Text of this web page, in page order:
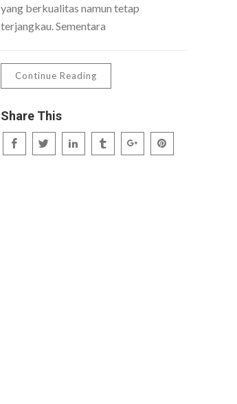
yang berkualitas namun tetap
terjangkau. Sementara
Continue Reading
Share This